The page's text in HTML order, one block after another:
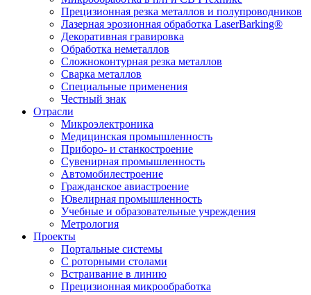
Прецизионная резка металлов и полупроводников
Лазерная эрозионная обработка LaserBarking®
Декоративная гравировка
Обработка неметаллов
Сложноконтурная резка металлов
Сварка металлов
Специальные применения
Честный знак
Отрасли
Микроэлектроника
Медицинская промышленность
Приборо- и станкостроение
Сувенирная промышленность
Автомобилестроение
Гражданское авиастроение
Ювелирная промышленность
Учебные и образовательные учреждения
Метрология
Проекты
Портальные системы
С роторными столами
Встраивание в линию
Прецизионная микрообработка